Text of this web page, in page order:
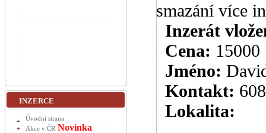
smazání více
Inzerát
Cena: 15000
Jméno:
Kontakt:
Lokalita:
INZERCE
Úvodní strana
Akce v ČR Novinka